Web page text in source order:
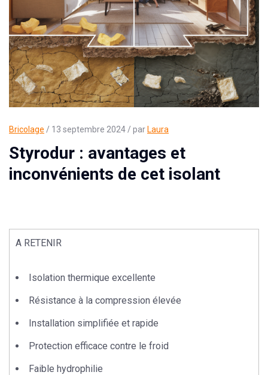
Bricolage / 13 septembre 2024 / par Laura
Styrodur : avantages et
inconvénients de cet isolant
A RETENIR
Isolation thermique excellente
Résistance à la compression élevée
Installation simplifiée et rapide
Protection efficace contre le froid
Faible hydrophilie